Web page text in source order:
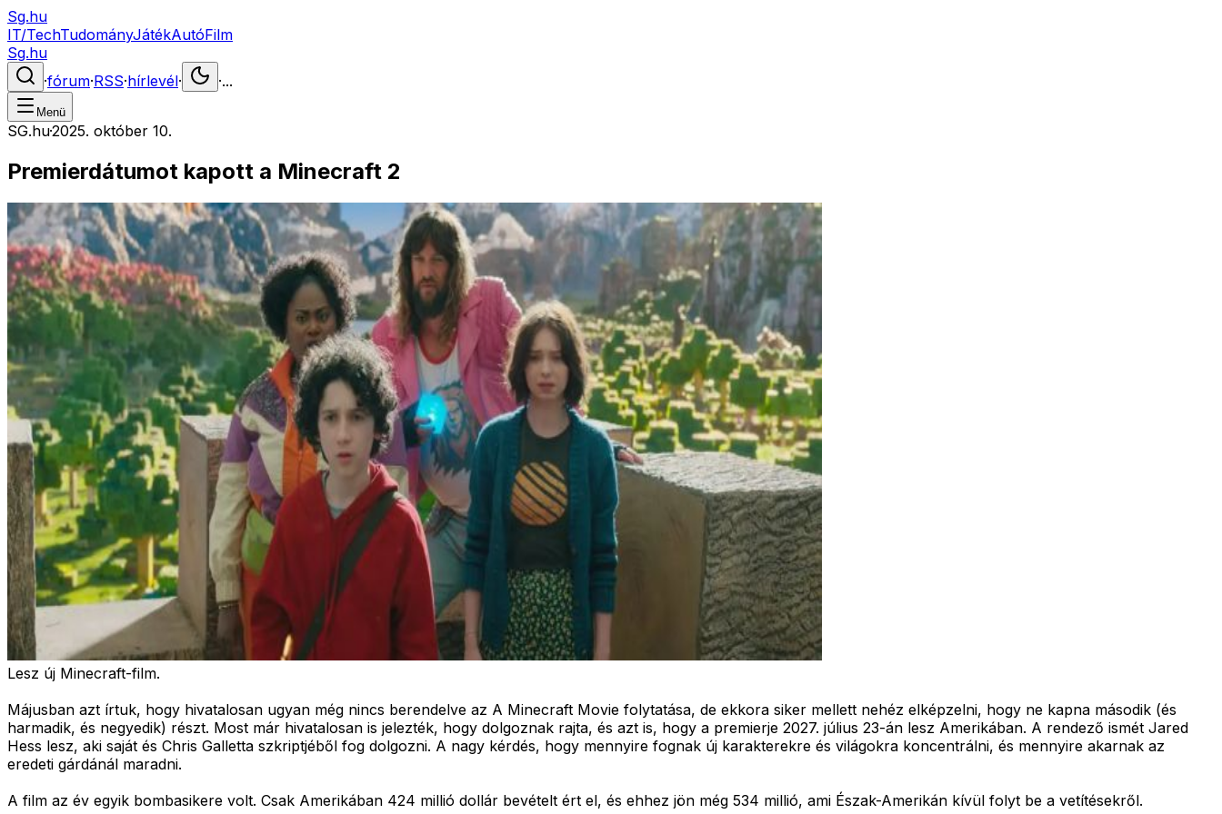
Sg.hu
IT/TechTudományJátékAutóFilm
Sg.hu
·fórum·RSS·hírlevél· ·...
Menü
SG.hu·2025. október 10.
Premierdátumot kapott a Minecraft 2
Lesz új Minecraft-film.
Májusban azt írtuk, hogy hivatalosan ugyan még nincs berendelve az A Minecraft Movie folytatása, de ekkora siker mellett nehéz elképzelni, hogy ne kapna második (és
harmadik, és negyedik) részt. Most már hivatalosan is jelezték, hogy dolgoznak rajta, és azt is, hogy a premierje 2027. július 23-án lesz Amerikában. A rendező ismét Jared
Hess lesz, aki saját és Chris Galletta szkriptjéből fog dolgozni. A nagy kérdés, hogy mennyire fognak új karakterekre és világokra koncentrálni, és mennyire akarnak az
eredeti gárdánál maradni.
A film az év egyik bombasikere volt. Csak Amerikában 424 millió dollár bevételt ért el, és ehhez jön még 534 millió, ami Észak-Amerikán kívül folyt be a vetítésekről.